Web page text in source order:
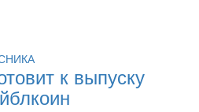
к выпуску